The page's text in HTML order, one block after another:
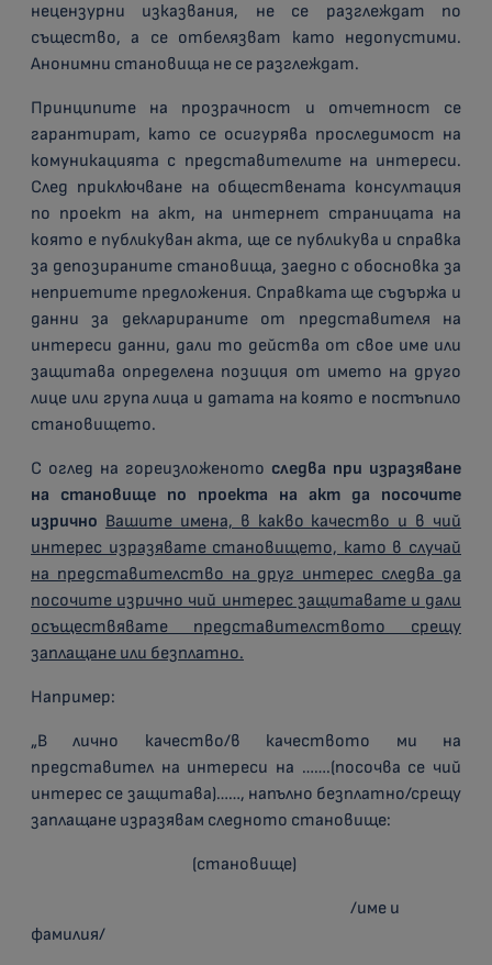
нецензурни изказвания, не се разглеждат по
същество, а се отбелязват като недопустими.
Анонимни становища не се разглеждат.
Принципите на прозрачност и отчетност се
гарантират, като се осигурява проследимост на
комуникацията с представителите на интереси.
След приключване на обществената консултация
по проект на акт, на интернет страницата на
която е публикуван акта, ще се публикува и справка
за депозираните становища, заедно с обосновка за
неприетите предложения. Справката ще съдържа и
данни за декларираните от представителя на
интереси данни, дали то действа от свое име или
защитава определена позиция от името на друго
лице или група лица и датата на която е постъпило
становището.
С оглед на гореизложеното следва при изразяване
на становище по проекта на акт да посочите
изрично Вашите имена, в какво качество и в чий
интерес изразявате становището, като в случай
на представителство на друг интерес следва да
посочите изрично чий интерес защитавате и дали
осъществявате представителството срещу
заплащане или безплатно.
Например:
„В лично качество/в качеството ми на
представител на интереси на …….(посочва се чий
интерес се защитава)……, напълно безплатно/срещу
заплащане изразявам следното становище:
(становище)
/име и
фамилия/